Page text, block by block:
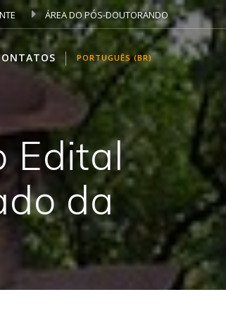
ÁREA DO PÓS-DOUTORANDO
PORTUGUÊS (BR)
Edital
da